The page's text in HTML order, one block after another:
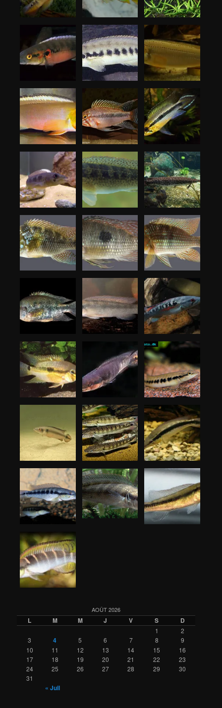
AOÛT 2026
L M M J V S D
1
2
3
4 5 6 7 8
9
10
11 12 13 14 15
16
17
18 19 20 21 22
23
24
25 26 27 28 29
30
31
« Juil